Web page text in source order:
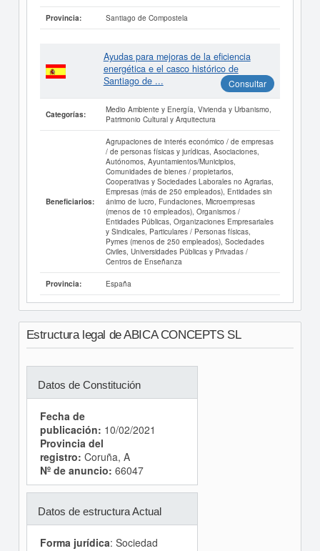
Provincia: Santiago de Compostela
Ayudas para mejoras de la eficiencia
energética e el casco histórico de
Santiago de ...
Consultar
Categorías:
Medio Ambiente y Energía, Vivienda y Urbanismo,
Patrimonio Cultural y Arquitectura
Beneficiarios:
Agrupaciones de interés económico / de empresas
/ de personas físicas y jurídicas, Asociaciones,
Autónomos, Ayuntamientos/Municipios,
Comunidades de bienes / propietarios,
Cooperativas y Sociedades Laborales no Agrarias,
Empresas (más de 250 empleados), Entidades sin
ánimo de lucro, Fundaciones, Microempresas
(menos de 10 empleados), Organismos /
Entidades Públicas, Organizaciones Empresariales
y Sindicales, Particulares / Personas físicas,
Pymes (menos de 250 empleados), Sociedades
Civiles, Universidades Públicas y Privadas /
Centros de Enseñanza
Provincia: España
Estructura legal de ABICA CONCEPTS SL
Datos de Constitución
Fecha de
publicación: 10/02/2021
Provincia del
registro: Coruña, A
Nº de anuncio: 66047
Datos de estructura Actual
Forma jurídica: Sociedad